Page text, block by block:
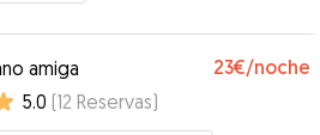
amiga 23€/noche
5.0 (12 Reservas)